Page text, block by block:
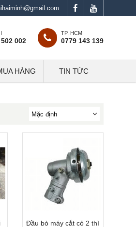
002
TP. HCM
0779 143 139
HÀNG TIN TỨC
Đầu bò máy cắt cỏ 2 thì